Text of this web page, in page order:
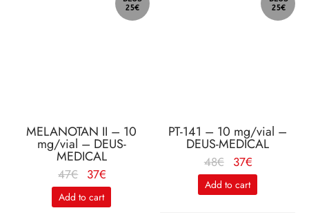
25€
MELANOTAN II – 10
mg/vial – DEUS-
MEDICAL
47€
Le
prix
initial
37€
actuel
Add to cart
25€
PT-141 – 10 mg/vial –
DEUS-MEDICAL
48€
Le
prix
initial
37€
actuel
Add to cart